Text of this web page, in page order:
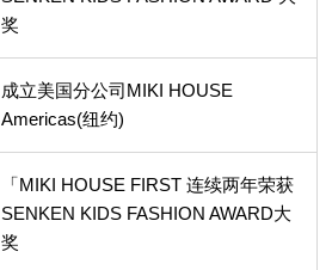
奖
成立美国分公司MIKI HOUSE
Americas(纽约)
「MIKI HOUSE FIRST 连续两年荣获
SENKEN KIDS FASHION AWARD大
奖